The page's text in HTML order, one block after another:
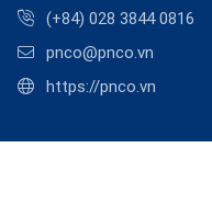
(+84) 028 3844 0816
pnco@pnco.vn
https://pnco.vn